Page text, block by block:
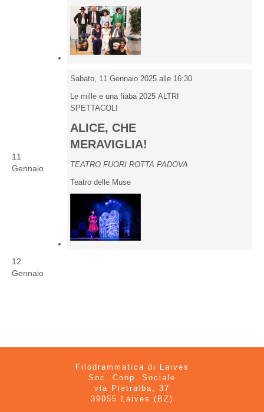
11
Gennaio
Sabato, 11 Gennaio 2025 alle 16:30
Le mille e una fiaba 2025 ALTRI
SPETTACOLI
ALICE, CHE
MERAVIGLIA!
TEATRO FUORI ROTTA PADOVA
Teatro delle Muse
12
Gennaio
Filodrammatica di Laives
Soc. Coop. Sociale
via Pietralba, 37
39055 Laives (BZ)